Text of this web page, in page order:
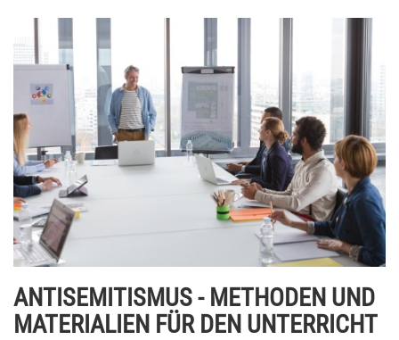
ANTISEMITISMUS - METHODEN UND
MATERIALIEN FÜR DEN UNTERRICHT